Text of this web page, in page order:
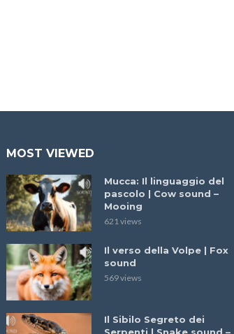
MOST VIEWED
Mucca: Il linguaggio del
pascolo | Cow sound –
Mooing
621 views
Il verso della Volpe | Fox
sound
569 views
Il Sibilo Segreto dei